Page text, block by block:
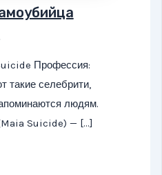
Профессия:
такие селебрити,
людям.
Suicide) — […]